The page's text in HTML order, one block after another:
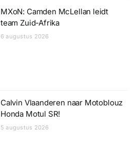
MXoN: Camden McLellan leidt
team Zuid-Afrika
6 augustus 2026
Calvin Vlaanderen naar Motoblouz
Honda Motul SR!
5 augustus 2026